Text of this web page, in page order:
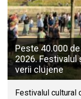
Peste 40.000
2026. Festivalul
verii clujene
Festivalul cultural